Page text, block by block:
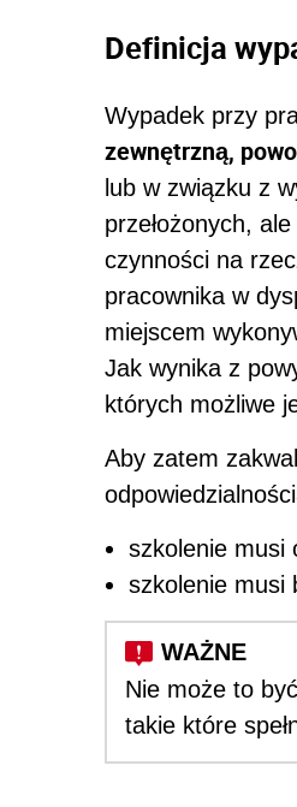
Definicja
Wypadek przy
zewnętrzną,
lub w związku z
przełożonych,
czynności na
pracownika w
miejscem
Jak wynika z
których możliwe
Aby zatem
szkolenie musi
szkolenie musi
Nie może to
takie które